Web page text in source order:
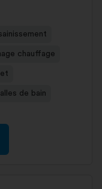
chauffage
de bain